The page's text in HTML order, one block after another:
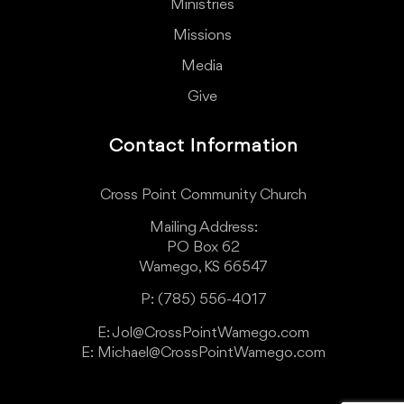
Ministries
Missions
Media
Give
Contact Information
Cross Point Community Church
Mailing Address:
PO Box 62
Wamego, KS 66547
P: (785) 556-4017
E: Jol@CrossPointWamego.com
E: Michael@CrossPointWamego.com